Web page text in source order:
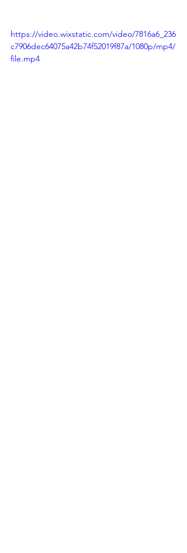
https://video.wixstatic.com/video/7816a6_236
c7906dec64075a42b74f52019f87a/1080p/mp4/
file.mp4